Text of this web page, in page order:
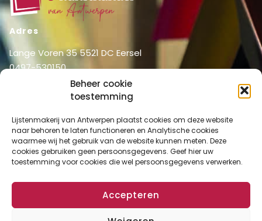
Beheer cookie
toestemming
Lijstenmakerij van Antwerpen plaatst cookies om deze website
naar behoren te laten functioneren en Analytische cookies
waarmee wij het gebruik van de website kunnen meten. Deze
cookies gebruiken geen persoonsgegevens. Geef hier uw
toestemming voor cookies die wel persoonsgegevens verwerken.
Accepteren
Adres
Lange Voren 35 5521 DC Eersel
0497-530150
info@lijstenmakerij vanantwerpen.nl
Home
Over ons
Diensten
Lijstenmakerij
Shop
Shop
Mijn account
Winkelmand
Checkout